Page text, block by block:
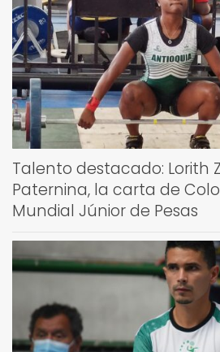
Talento destacado: Lorith
Paternina, la carta de
Mundial Júnior de Pesas